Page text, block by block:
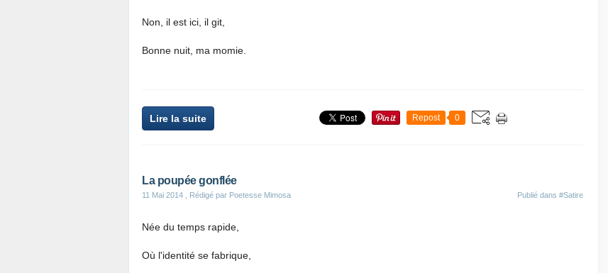
Non, il est ici, il git,
Bonne nuit, ma momie.
Lire la suite Repost 0
La poupée gonflée
11 Mai 2014 , Rédigé par Poetesse Mimosa Publié dans #Satire
Née du temps rapide,
Où l'identité se fabrique,